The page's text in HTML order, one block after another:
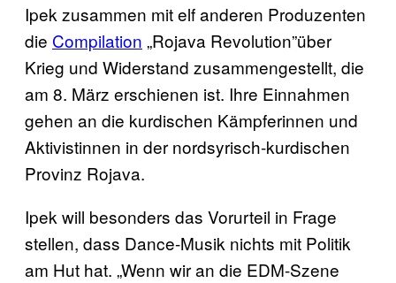
Ipek zusammen mit elf anderen Produzenten
die Compilation „Rojava Revolution”über
Krieg und Widerstand zusammengestellt, die
am 8. März erschienen ist. Ihre Einnahmen
gehen an die kurdischen Kämpferinnen und
Aktivistinnen in der nordsyrisch-kurdischen
Provinz Rojava.
Ipek will besonders das Vorurteil in Frage
stellen, dass Dance-Musik nichts mit Politik
am Hut hat. „Wenn wir an die EDM-Szene